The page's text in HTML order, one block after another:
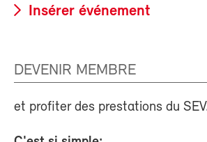
Insérer événement
DEVENIR MEMBRE
et profiter des prestations du